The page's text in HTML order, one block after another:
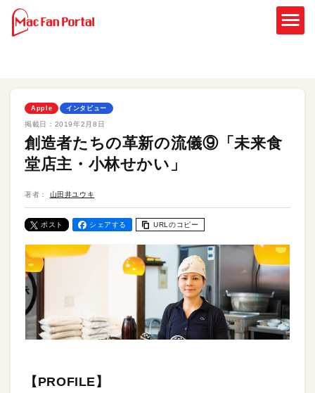
Apple インタビュー
掲載日： 2019年2月8日
創造者たちの革新の流儀⑨「未来食
堂店主・小林せかい」
著者： 山田井ユウキ
ポスト シェアする URLのコピー
【PROFILE】